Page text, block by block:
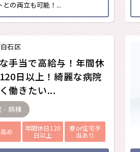
の両立も可能！...
石区
手当で高給与！年間休
日以上！綺麗な病院
働きたい...
- 病棟
め
年間休日120
日以上
寮or住宅手
当あり